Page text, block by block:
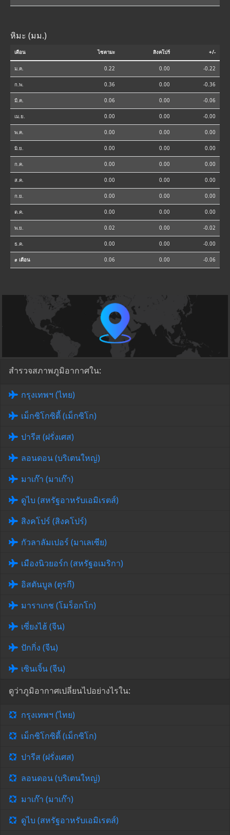
หิมะ (มม.)
เดือน ไซตามะ สิงคโปร์ +/-
ม.ค. 0.22 0.00 -0.22
ก.พ. 0.36 0.00 -0.36
มี.ค. 0.06 0.00 -0.06
เม.ย. 0.00 0.00 -0.00
พ.ค. 0.00 0.00 0.00
มิ.ย. 0.00 0.00 0.00
ก.ค. 0.00 0.00 0.00
ส.ค. 0.00 0.00 0.00
ก.ย. 0.00 0.00 0.00
ต.ค. 0.00 0.00 0.00
พ.ย. 0.02 0.00 -0.02
ธ.ค. 0.00 0.00 -0.00
⌀ เดือน 0.06 0.00 -0.06
สำรวจสภาพภูมิอากาศใน:
กรุงเทพฯ (ไทย)
เม็กซิโกซิตี้ (เม็กซิโก)
ปารีส (ฝรั่งเศส)
ลอนดอน (บริเตนใหญ่)
มาเก๊า (มาเก๊า)
ดูไบ (สหรัฐอาหรับเอมิเรตส์)
สิงคโปร์ (สิงคโปร์)
กัวลาลัมเปอร์ (มาเลเซีย)
เมืองนิวยอร์ก (สหรัฐอเมริกา)
อิสตันบูล (ตุรกี)
มาราเกช (โมร็อกโก)
เซี่ยงไฮ้ (จีน)
ปักกิ่ง (จีน)
เซินเจิ้น (จีน)
ดูว่าภูมิอากาศเปลี่ยนไปอย่างไรใน:
กรุงเทพฯ (ไทย)
เม็กซิโกซิตี้ (เม็กซิโก)
ปารีส (ฝรั่งเศส)
ลอนดอน (บริเตนใหญ่)
มาเก๊า (มาเก๊า)
ดูไบ (สหรัฐอาหรับเอมิเรตส์)